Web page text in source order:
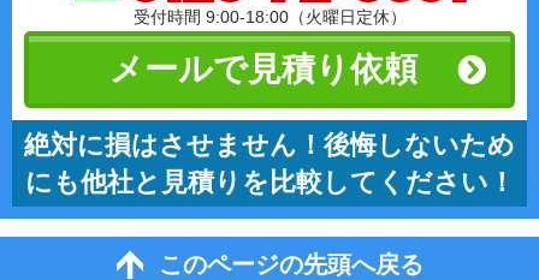
受付時間 9:00-18:00（火曜日定休）
メールで見積り依頼
絶対に損はさせません！後悔しないため
にも他社と見積りを比較してください！
このページの先頭へ戻る